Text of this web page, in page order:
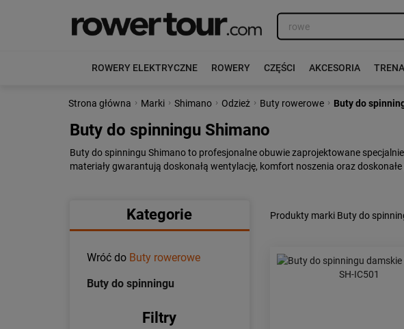
ROWERY ELEKTRYCZNE ROWERY CZĘŚCI AKCESORIA
Strona główna › Marki › Shimano › Odzież › Buty rowerowe › Buty do
Buty do spinningu Shimano
Buty do spinningu Shimano to profesjonalne obuwie zaprojektowane
materiały gwarantują doskonałą wentylację, komfort noszenia oraz
Kategorie
Wróć do Buty rowerowe
Buty do spinningu
Filtry
Produkty marki Buty do